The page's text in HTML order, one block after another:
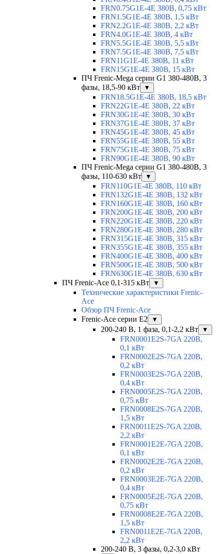
FRN0.75G1E-4E 380В, 0,75 кВт
FRN1.5G1E-4E 380В, 1,5 кВт
FRN2.2G1E-4E 380В, 2,2 кВт
FRN4.0G1E-4E 380В, 4 кВт
FRN5.5G1E-4E 380В, 5,5 кВт
FRN7.5G1E-4E 380В, 7,5 кВт
FRN11G1E-4E 380В, 11 кВт
FRN15G1E-4E 380В, 15 кВт
ПЧ Frenic-Mega серии G1 380-480В, 3
фазы, 18,5-90 кВт
▼
FRN18.5G1E-4E 380В, 18,5 кВт
FRN22G1E-4E 380В, 22 кВт
FRN30G1E-4E 380В, 30 кВт
FRN37G1E-4E 380В, 37 кВт
FRN45G1E-4E 380В, 45 кВт
FRN55G1E-4E 380В, 55 кВт
FRN75G1E-4E 380В, 75 кВт
FRN90G1E-4E 380В, 90 кВт
ПЧ Frenic-Mega серии G1 380-480В, 3
фазы, 110-630 кВт
▼
FRN110G1E-4E 380В, 110 кВт
FRN132G1E-4E 380В, 132 кВт
FRN160G1E-4E 380В, 160 кВт
FRN200G1E-4E 380В, 200 кВт
FRN220G1E-4E 380В, 220 кВт
FRN280G1E-4E 380В, 280 кВт
FRN315G1E-4E 380В, 315 кВт
FRN355G1E-4E 380В, 355 кВт
FRN400G1E-4E 380В, 400 кВт
FRN500G1E-4E 380В, 500 кВт
FRN630G1E-4E 380В, 630 кВт
ПЧ Frenic-Ace 0,1-315 кВт
▼
Технические характеристики Frenic-
Ace
Обзор ПЧ Frenic-Ace
Frenic-Ace серии E2
▼
200-240 В, 1 фаза, 0,1-2,2 кВт ▼
FRN0001E2S-7GA 220В,
0,1 кВт
FRN0002E2S-7GA 220В,
0,2 кВт
FRN0003E2S-7GA 220В,
0,4 кВт
FRN0005E2S-7GA 220В,
0,75 кВт
FRN0008E2S-7GA 220В,
1,5 кВт
FRN0011E2S-7GA 220В,
2,2 кВт
FRN0001E2E-7GA 220В,
0,1 кВт
FRN0002E2E-7GA 220В,
0,2 кВт
FRN0003E2E-7GA 220В,
0,4 кВт
FRN0005E2E-7GA 220В,
0,75 кВт
FRN0008E2E-7GA 220В,
1,5 кВт
FRN0011E2E-7GA 220В,
2,2 кВт
200-240 В, 3 фазы, 0,2-3,0 кВт